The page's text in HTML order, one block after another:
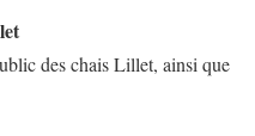
des chais Lillet, ainsi que